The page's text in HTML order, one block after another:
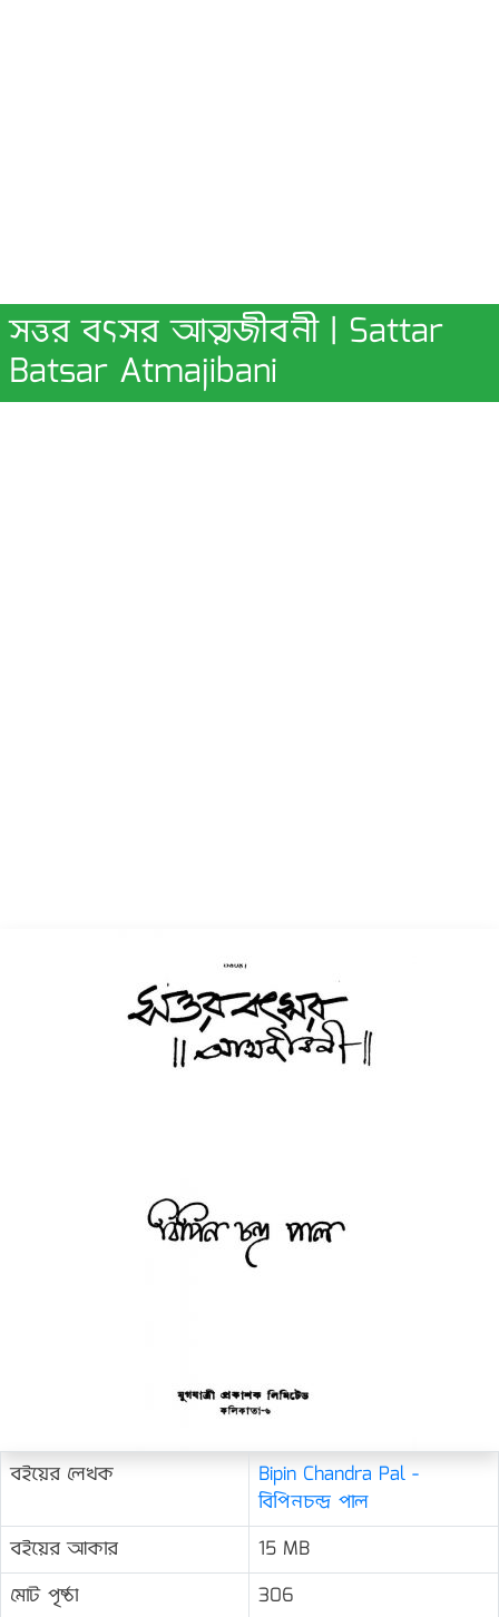
সত্তর বৎসর আত্মজীবনী | Sattar
Batsar Atmajibani
বইয়ের লেখক
Bipin Chandra Pal -
বিপিনচন্দ্র পাল
বইয়ের আকার
15 MB
মোট পৃষ্ঠা
306